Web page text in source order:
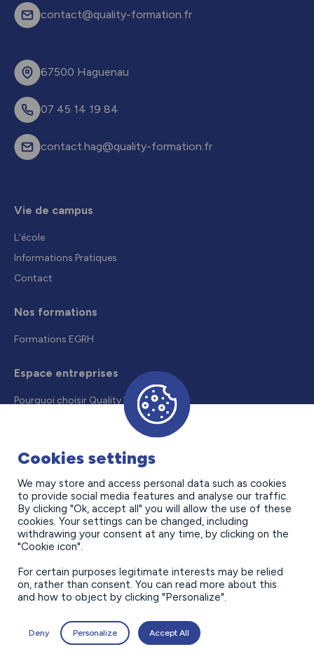
contact@quality-formation.fr
67500 Haguenau
07 45 14 19 84
contact.hag@quality-formation.fr
Vie de campus
L’école
Informations Pratiques
Contact
Nos formations
Formations EGRH
Espace entreprises
Pourquoi choisir Quality Formation
Contact
Politique de confidentialité
Mentions légales
Cookies settings
We may store and access personal data such as cookies
to provide social media features and analyse our traffic.
By clicking "Ok, accept all" you will allow the use of these
cookies. Your settings can be changed, including
withdrawing your consent at any time, by clicking on the
"Cookie icon".
For certain purposes legitimate interests may be relied
on, rather than consent. You can read more about this
and how to object by clicking "Personalize".
Deny Personalize Accept All